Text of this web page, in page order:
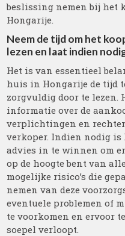
beslissing nemen bij het
Hongarije.
Neem de tijd om het
lezen en laat indien
Het is van essentieel
huis in Hongarije de tijd
zorgvuldig door te lezen.
informatie over de
verplichtingen en
verkoper. Indien nodig
advies in te winnen om
op de hoogte bent van
mogelijke risico’s die
nemen van deze
eventuele problemen of
te voorkomen en ervoor
soepel verloopt.